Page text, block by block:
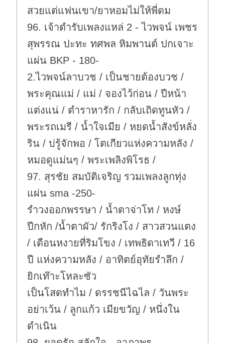
สวยแต่แฟนเขา/ยาหอมไม่ให้พี่ดม
96. เจ้าตำรับเพลงแหล่ 2 - ไวพจน์ เพชร
สุพรรณ ปะทะ ทศพล หิมพานต์ ปกเจาะ
แผ่น BKP - 180-
2.ไวพจน์ลาบวช / เป็นชายต้องบวช /
พระคุณแม่ / แม่ / จองไว้ก่อน / ปีหน้า
แต่งแน่ / ตำราหารัก / กลับเถิดทูนหัว /
พระรถเมรี / น้ำใจเมีย / หยดน้ำสังข์หลั่ง
ริน / บ่รู้จักพอ / โตเกียวแห่งความหลัง /
หมอดูแม่นๆ / พระเพลิงพิโรธ /
97. สุรชัย สมบัติเจริญ รวมเพลงลูกทุ่ง
แผ่น sma -250-
รำวงออกพรรษา / น้ำตาจ่าโท / หงษ์
ปีกหัก /น้ำตาผัว/ รักริงโง / สาวสวนแตง
/ เดือนหงายที่ริมโขง / เทพธิดาเทวี / 16
ปี แห่งความหลัง / อาทิตย์อุทัยรำลึก /
ยิกเท๊าะโหละซัว
เป็นโสดทำไม / ดรรชนีไฉไล / วันพระ
อย่าเว้น / ลูกแก้ว เมียขวัญ / หนึ่งใน
ดำเนิน